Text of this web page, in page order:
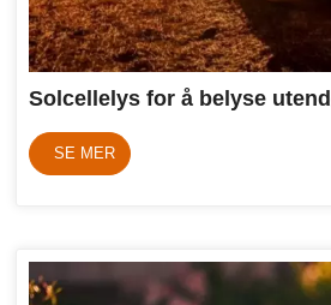
Solcellelys for å belyse
SE MER